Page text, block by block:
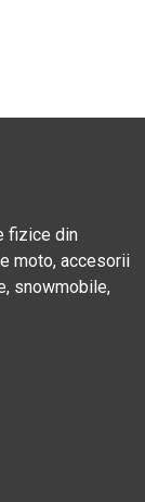
fizice din
moto, accesorii
snowmobile,